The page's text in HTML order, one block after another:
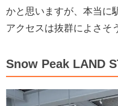
かと思いますが、本当に
アクセスは抜群によさそ
Snow Peak LAND